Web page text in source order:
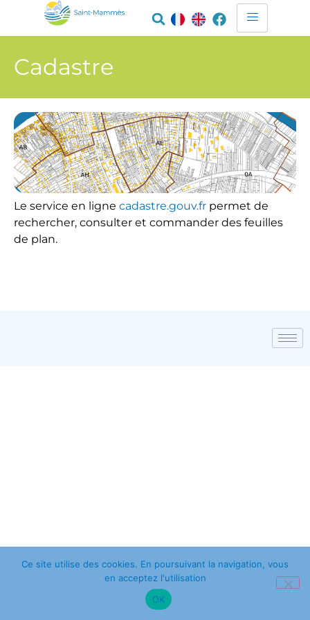
Cadastre
Le service en ligne cadastre.gouv.fr permet de
rechercher, consulter et commander des feuilles
de plan.
Ce site utilise des cookies. En poursuivant la navigation, vous
en acceptez l'utilisation
OK